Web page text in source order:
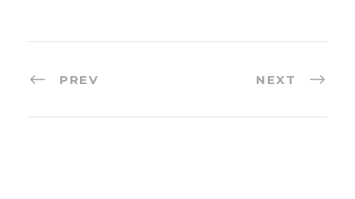
PREV NEXT